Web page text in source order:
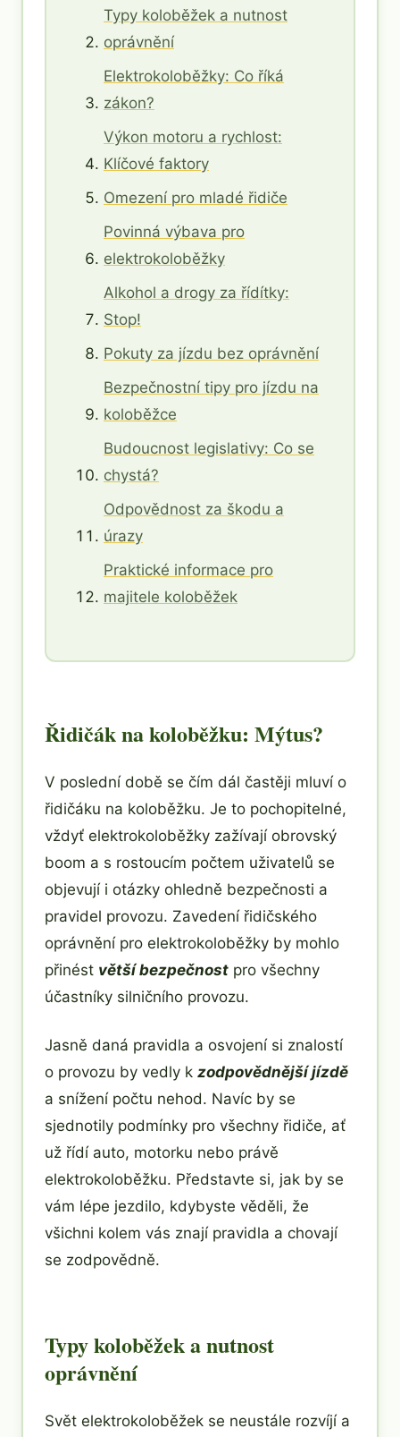
Typy koloběžek a nutnost
oprávnění
Elektrokoloběžky: Co říká
zákon?
Výkon motoru a rychlost:
Klíčové faktory
Omezení pro mladé řidiče
Povinná výbava pro
elektrokoloběžky
Alkohol a drogy za řídítky:
Stop!
Pokuty za jízdu bez oprávnění
Bezpečnostní tipy pro jízdu na
koloběžce
Budoucnost legislativy: Co se
chystá?
Odpovědnost za škodu a
úrazy
Praktické informace pro
majitele koloběžek
Řidičák na koloběžku: Mýtus?
V poslední době se čím dál častěji mluví o
řidičáku na koloběžku. Je to pochopitelné,
vždyť elektrokoloběžky zažívají obrovský
boom a s rostoucím počtem uživatelů se
objevují i otázky ohledně bezpečnosti a
pravidel provozu. Zavedení řidičského
oprávnění pro elektrokoloběžky by mohlo
přinést větší bezpečnost pro všechny
účastníky silničního provozu.
Jasně daná pravidla a osvojení si znalostí
o provozu by vedly k zodpovědnější jízdě
a snížení počtu nehod. Navíc by se
sjednotily podmínky pro všechny řidiče, ať
už řídí auto, motorku nebo právě
elektrokoloběžku. Představte si, jak by se
vám lépe jezdilo, kdybyste věděli, že
všichni kolem vás znají pravidla a chovají
se zodpovědně.
Typy koloběžek a nutnost
oprávnění
Svět elektrokoloběžek se neustále rozvíjí a